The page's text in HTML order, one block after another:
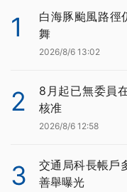
1
白海豚颱風路徑
舞
2026/8/6 13:02
2
8月起已無委員
核准
2026/8/6 12:58
3
交通局科長帳戶
善舉曝光